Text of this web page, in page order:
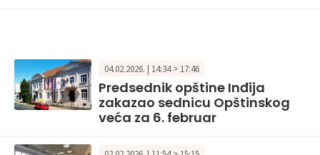
04.02.2026. | 14:34 > 17:46
Predsednik opštine Inđija
zakazao sednicu Opštinskog
veća za 6. februar